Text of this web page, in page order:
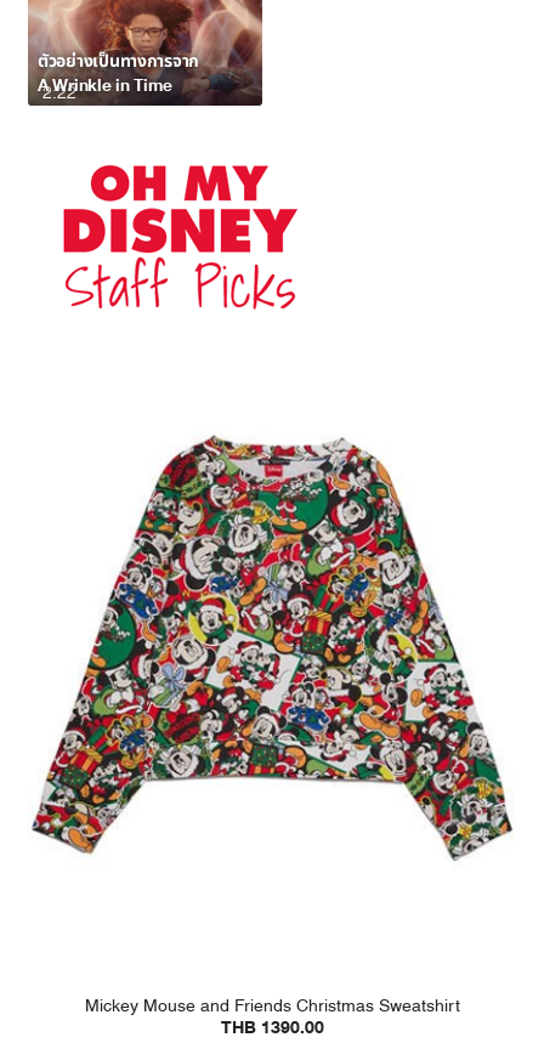
2:22
ตัวอย่างเป็นทางการจาก
A Wrinkle in Time
Mickey Mouse and Friends Christmas Sweatshirt
THB 1390.00